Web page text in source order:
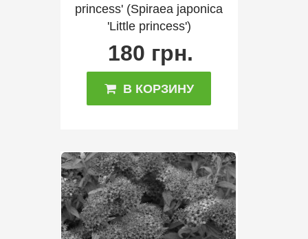
princess' (Spiraea japonica
'Little princess')
180 грн.
В КОРЗИНУ